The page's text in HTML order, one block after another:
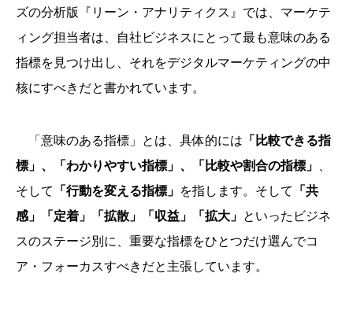
ズの分析版『リーン・アナリティクス』では、マーケテ
ィング担当者は、自社ビジネスにとって最も意味のある
指標を見つけ出し、それをデジタルマーケティングの中
核にすべきだと書かれています。
「意味のある指標」とは、具体的には 「比較できる指
標」、「わかりやすい指標」、「比較や割合の指標」
そして
「行動を変える指標」 を指します。そして
「共
感」「定着」「拡散」「収益」「拡大」 といったビジネ
スのステージ別に、重要な指標をひとつだけ選んでコ
ア・フォーカスすべきだと主張しています。